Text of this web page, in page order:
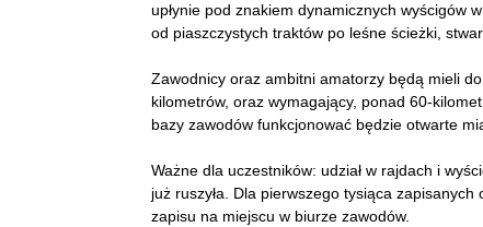
upłynie pod znakiem dynamicznych wyścigów
od piaszczystych traktów po leśne ścieżki,
Zawodnicy oraz ambitni amatorzy będą mieli
kilometrów, oraz wymagający, ponad 60-
bazy zawodów funkcjonować będzie otwarte
Ważne dla uczestników: udział w rajdach i
już ruszyła. Dla pierwszego tysiąca
zapisu na miejscu w biurze zawodów.